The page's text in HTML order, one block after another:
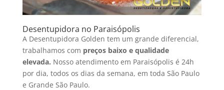
Desentupidora no Paraisópolis
A Desentupidora Golden tem um grande diferencial,
trabalhamos com preços baixo e qualidade
elevada. Nosso atendimento em Paraisópolis é 24h
por dia, todos os dias da semana, em toda São Paulo
e Grande São Paulo.